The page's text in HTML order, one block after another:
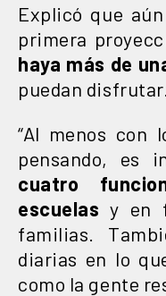
Explicó que
primera
haya más de
puedan disfrutar.
“Al menos con
pensando, es
cuatro
escuelas y en
familias.
diarias en lo
como la gente